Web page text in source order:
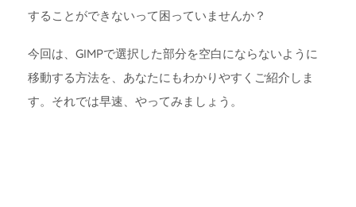
することができないって困っていませんか？
今回は、GIMPで選択した部分を空白にならないように
移動する方法を、あなたにもわかりやすくご紹介しま
す。それでは早速、やってみましょう。